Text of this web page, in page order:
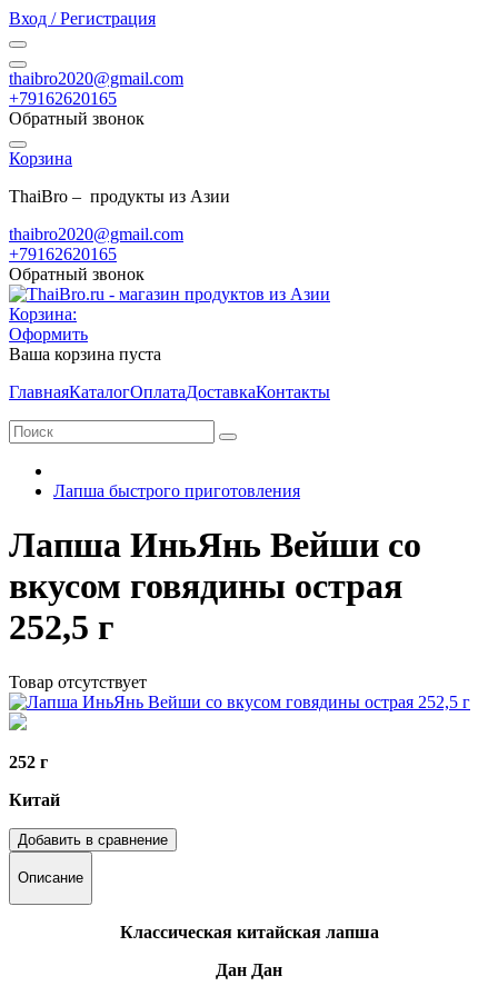
Вход / Регистрация
thaibro2020@gmail.com
+79162620165
Обратный звонок
Корзина
ThaiBro – продукты из Азии
thaibro2020@gmail.com
+79162620165
Обратный звонок
Корзина:
Оформить
Ваша корзина пуста
ГлавнаяКаталогОплатаДоставкаКонтакты
Лапша быстрого приготовления
Лапша ИньЯнь Вейши со
вкусом говядины острая
252,5 г
Товар отсутствует
252 г
Китай
Добавить в сравнение
Описание
Классическая китайская лапша
Дан Дан